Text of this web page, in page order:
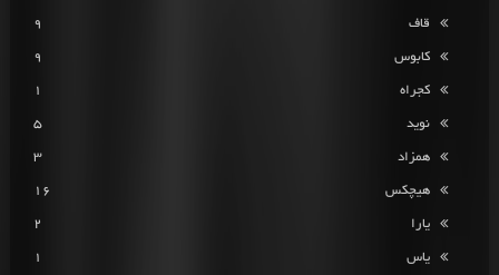
قاف 9
کابوس 9
کجراه 1
نوید 5
همزاد 3
هیچکس 16
یارا 2
یاس 1